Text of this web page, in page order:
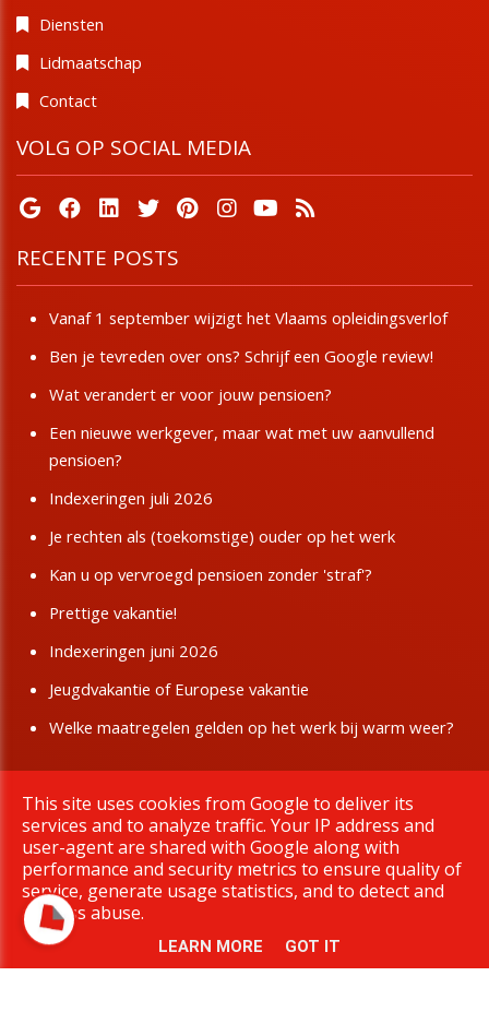
Diensten
Lidmaatschap
Contact
VOLG OP SOCIAL MEDIA
RECENTE POSTS
Vanaf 1 september wijzigt het Vlaams opleidingsverlof
Ben je tevreden over ons? Schrijf een Google review!
Wat verandert er voor jouw pensioen?
Een nieuwe werkgever, maar wat met uw aanvullend
pensioen?
Indexeringen juli 2026
Je rechten als (toekomstige) ouder op het werk
Kan u op vervroegd pensioen zonder 'straf'?
Prettige vakantie!
Indexeringen juni 2026
Jeugdvakantie of Europese vakantie
Welke maatregelen gelden op het werk bij warm weer?
Copyright © 2026 BBTK Limburg. All rights reserved.
Privacy & Cookies |UP-TO-DATE WebDesign
This site uses cookies from Google to deliver its
services and to analyze traffic. Your IP address and
user-agent are shared with Google along with
performance and security metrics to ensure quality of
service, generate usage statistics, and to detect and
address abuse.
LEARN MORE GOT IT